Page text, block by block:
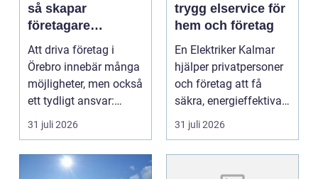
så skapar
företagare
tryggare ekonomi
Att driva företag i
Örebro innebär många
möjligheter, men också
ett tydligt ansvar:
ekonomin måste v...
31 juli 2026
trygg elservice för
hem och företag
En Elektriker Kalmar
hjälper privatpersoner
och företag att få
säkra, energieffektiva
och framtidssä...
31 juli 2026